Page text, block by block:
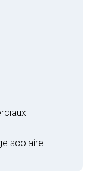
scolaire